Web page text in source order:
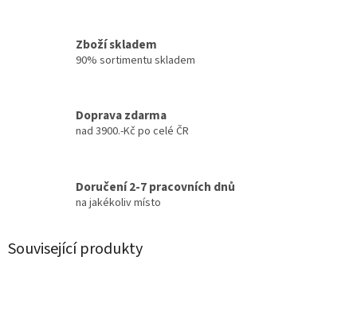
Zboží skladem
90% sortimentu skladem
Doprava zdarma
nad 3900.-Kč po celé ČR
Doručení 2-7 pracovních dnů
na jakékoliv místo
Související produkty